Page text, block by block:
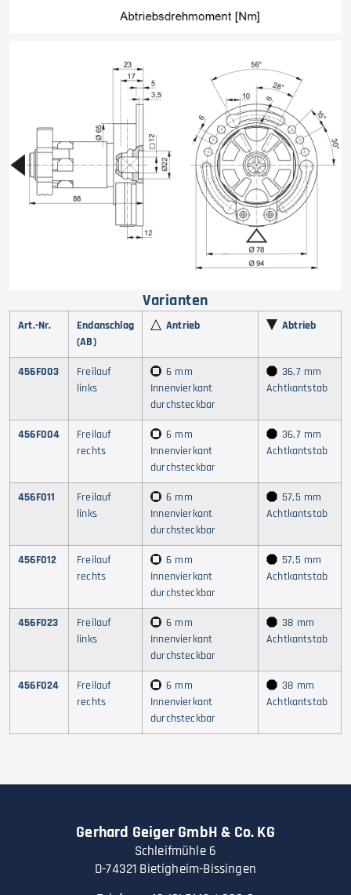
Varianten
Art.-Nr.
Endanschlag
(AB)
Antrieb Abtrieb
456F003
Freilauf
links
6 mm
Innenvierkant
durchsteckbar
36,7 mm
Achtkantstab
456F004
Freilauf
rechts
6 mm
Innenvierkant
durchsteckbar
36,7 mm
Achtkantstab
456F011
Freilauf
links
6 mm
Innenvierkant
durchsteckbar
57,5 mm
Achtkantstab
456F012
Freilauf
rechts
6 mm
Innenvierkant
durchsteckbar
57,5 mm
Achtkantstab
456F023
Freilauf
links
6 mm
Innenvierkant
durchsteckbar
38 mm
Achtkantstab
456F024
Freilauf
rechts
6 mm
Innenvierkant
durchsteckbar
38 mm
Achtkantstab
Gerhard Geiger GmbH & Co. KG
Schleifmühle 6
D-74321 Bietigheim-Bissingen